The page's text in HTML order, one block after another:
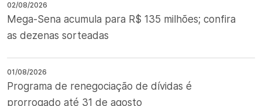
02/08/2026
Mega-Sena acumula para R$ 135 milhões; confira
as dezenas sorteadas
01/08/2026
Programa de renegociação de dívidas é
prorrogado até 31 de agosto